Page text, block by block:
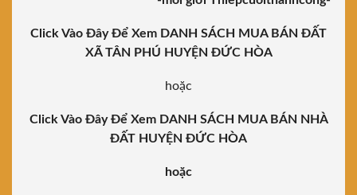
Click Vào Đây Để Xem DANH SÁCH MUA BÁN ĐẤT
XÃ TÂN PHÚ HUYỆN ĐỨC HÒA
hoặc
Click Vào Đây Để Xem DANH SÁCH MUA BÁN NHÀ
ĐẤT HUYỆN ĐỨC HÒA
hoặc